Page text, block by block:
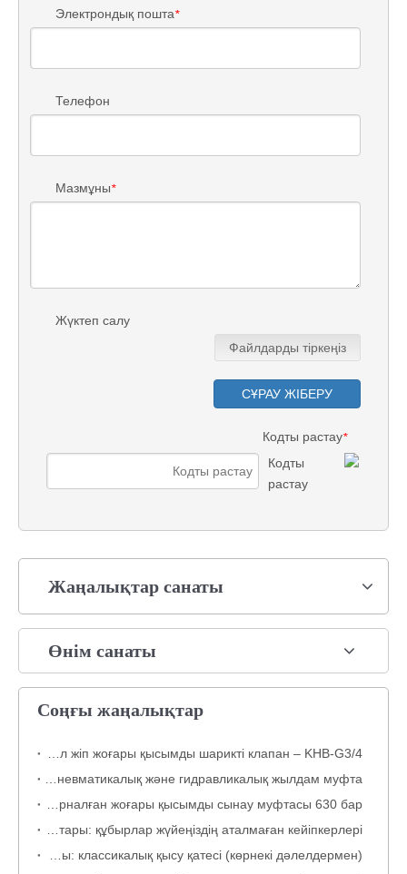
*
Электрондық пошта
Телефон
*
Мазмұны
Жүктеп салу
Файлдарды тіркеңіз
СҰРАУ ЖІБЕРУ
*
Кодты растау
Жаңалықтар санаты
Өнім санаты
Соңғы жаңалықтар